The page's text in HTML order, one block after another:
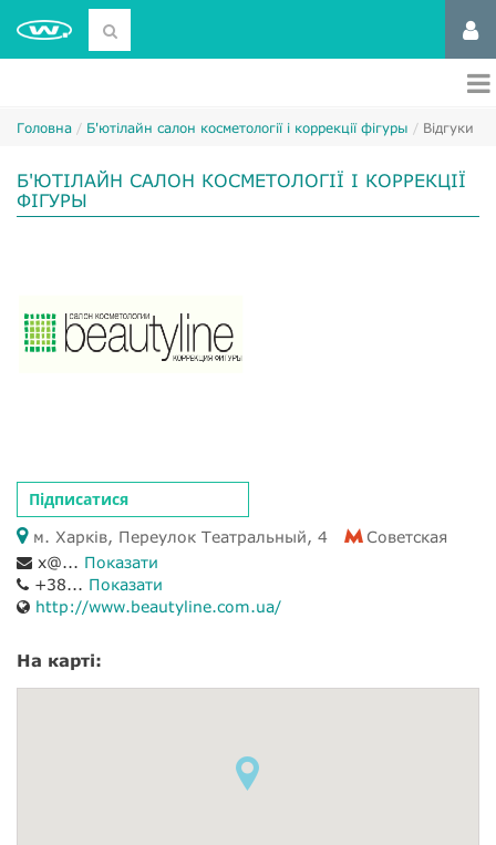
Головна Б'ютілайн салон косметології і коррекції фігуры Відгуки
Б'ЮТІЛАЙН САЛОН КОСМЕТОЛОГІЇ І КОРРЕКЦІЇ
ФІГУРЫ
Підписатися
м. Харків, Переулок Театральный, 4
Советская
x@... Показати
+38... Показати
http://www.beautyline.com.ua/
На карті: